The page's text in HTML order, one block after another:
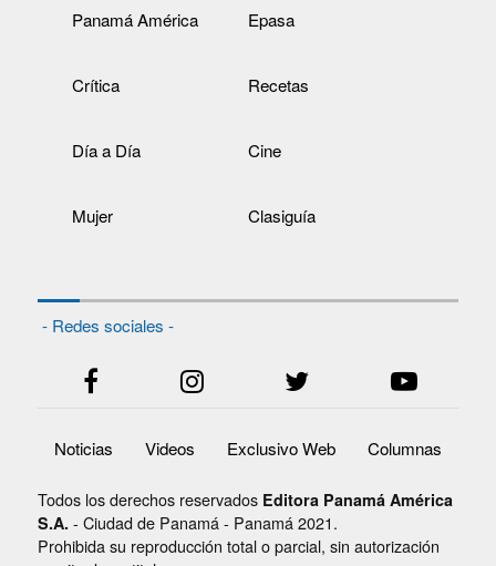
Panamá América Epasa
Crítica Recetas
Día a Día Cine
Mujer Clasiguía
- Redes sociales -
Noticias Videos Exclusivo Web Columnas
Todos los derechos reservados Editora Panamá América
S.A. - Ciudad de Panamá - Panamá 2021.
Prohibida su reproducción total o parcial, sin autorización